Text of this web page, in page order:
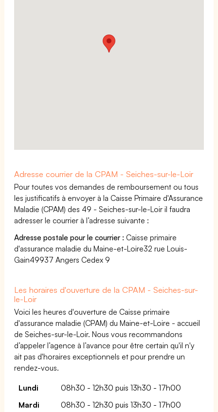
Adresse courrier de la CPAM - Seiches-sur-le-Loir
Pour toutes vos demandes de remboursement ou tous
les justificatifs à envoyer à la Caisse Primaire d'Assurance
Maladie (CPAM) des 49 - Seiches-sur-le-Loir il faudra
adresser le courrier à l’adresse suivante :
Adresse postale pour le courrier : Caisse primaire
d'assurance maladie du Maine-et-Loire32 rue Louis-
Gain49937 Angers Cedex 9
Les horaires d'ouverture de la CPAM - Seiches-sur-
le-Loir
Voici les heures d'ouverture de Caisse primaire
d'assurance maladie (CPAM) du Maine-et-Loire - accueil
de Seiches-sur-le-Loir. Nous vous recommandons
d’appeler l’agence à l’avance pour être certain qu'il n'y
ait pas d'horaires exceptionnels et pour prendre un
rendez-vous.
Lundi
08h30 - 12h30 puis 13h30 - 17h00
Mardi
08h30 - 12h30 puis 13h30 - 17h00